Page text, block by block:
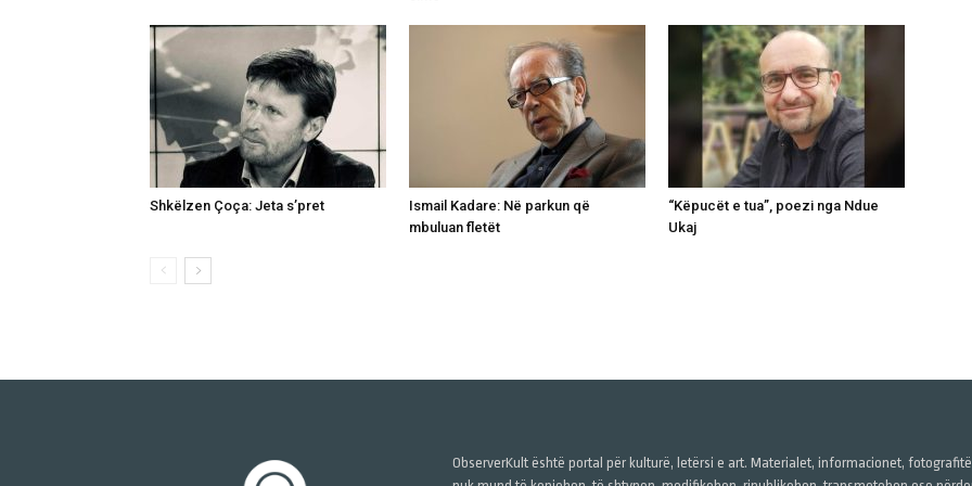
Shkëlzen Çoça: Jeta s’pret
Ismail Kadare: Në parkun që
mbuluan fletët
“Këpucët e tua”, poezi nga Ndue
Ukaj
ObserverKult është portal për kulturë, letërsi e art. Materialet, informacionet,